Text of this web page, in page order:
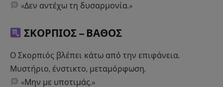
«Δεν αντέχω τη δυσαρμονία.»
ΣΚΟΡΠΙΟΣ – ΒΑΘΟΣ
Ο Σκορπιός βλέπει κάτω από την επιφάνεια.
Μυστήριο, ένστικτο, μεταμόρφωση.
«Μην με υποτιμάς.»